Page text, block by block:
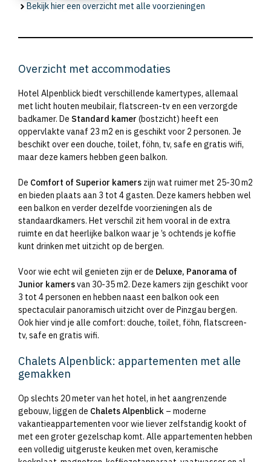
Bekijk hier een overzicht met alle voorzieningen
Overzicht met accommodaties
Hotel Alpenblick biedt verschillende kamertypes, allemaal
met licht houten meubilair, flatscreen-tv en een verzorgde
badkamer. De Standard kamer (bostzicht) heeft een
oppervlakte vanaf 23 m2 en is geschikt voor 2 personen. Je
beschikt over een douche, toilet, föhn, tv, safe en gratis wifi,
maar deze kamers hebben geen balkon.
De Comfort of Superior kamers zijn wat ruimer met 25-30 m2
en bieden plaats aan 3 tot 4 gasten. Deze kamers hebben wel
een balkon en verder dezelfde voorzieningen als de
standaardkamers. Het verschil zit hem vooral in de extra
ruimte en dat heerlijke balkon waar je ’s ochtends je koffie
kunt drinken met uitzicht op de bergen.
Voor wie echt wil genieten zijn er de Deluxe, Panorama of
Junior kamersvan 30-35 m2. Deze kamers zijn geschikt voor
3 tot 4 personen en hebben naast een balkon ook een
spectaculair panoramisch uitzicht over de Pinzgau bergen.
Ook hier vind je alle comfort: douche, toilet, föhn, flatscreen-
tv, safe en gratis wifi.
Chalets Alpenblick: appartementen met alle
gemakken
Op slechts 20 meter van het hotel, in het aangrenzende
gebouw, liggen de Chalets Alpenblick – moderne
vakantieappartementen voor wie liever zelfstandig kookt of
met een groter gezelschap komt. Alle appartementen hebben
een volledig uitgeruste keuken met oven, keramische